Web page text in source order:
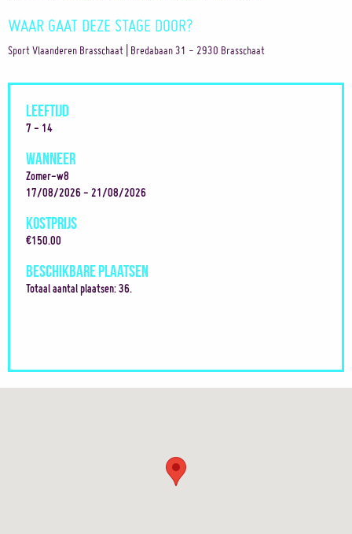
WAAR GAAT DEZE STAGE DOOR?
Sport Vlaanderen Brasschaat | Bredabaan 31 - 2930 Brasschaat
LEEFTIJD
7 - 14
WANNEER
Zomer-w8
17/08/2026 - 21/08/2026
KOSTPRIJS
€150.00
BESCHIKBARE PLAATSEN
Totaal aantal plaatsen: 36.